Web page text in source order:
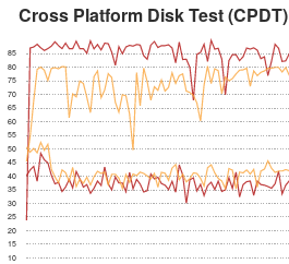
Cross Platform Disk Test (CPDT)
10
15
20
25
30
35
40
45
50
55
60
65
70
75
80
85